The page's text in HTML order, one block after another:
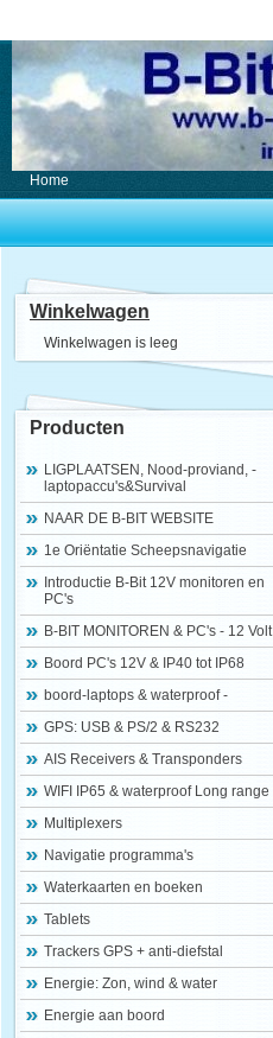
Home
Winkelwagen
Winkelwagen is leeg
Producten
LIGPLAATSEN, Nood-proviand, -
laptopaccu's&Survival
NAAR DE B-BIT WEBSITE
1e Oriëntatie Scheepsnavigatie
Introductie B-Bit 12V monitoren en
PC's
B-BIT MONITOREN & PC's - 12 Volt
Boord PC's 12V & IP40 tot IP68
boord-laptops & waterproof -
GPS: USB & PS/2 & RS232
AIS Receivers & Transponders
WIFI IP65 & waterproof Long range
Multiplexers
Navigatie programma's
Waterkaarten en boeken
Tablets
Trackers GPS + anti-diefstal
Energie: Zon, wind & water
Energie aan boord